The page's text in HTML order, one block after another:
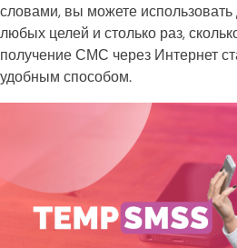
словами, вы можете
любых целей и столько раз,
получение СМС через Интернет
удобным способом.